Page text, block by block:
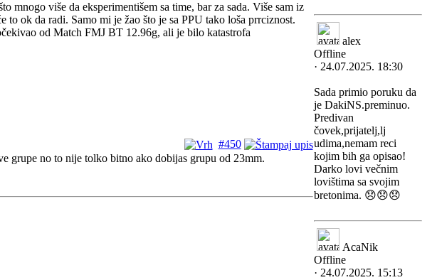
mnogo više da eksperimentišem sa time, bar za sada. Više sam iz
to ok da radi. Samo mi je žao što je sa PPU tako loša prrciznost.
od Match FMJ BT 12.96g, ali je bilo katastrofa
#450
grupe no to nije tolko bitno ako dobijas grupu od 23mm.
alex
Offline
· 24.07.2025. 18:30
Sada primio poruku da
je DakiNS.preminuo.
Predivan
čovek,prijatelj,lj
udima,nemam reci
kojim bih ga opisao!
Darko lovi večnim
lovištima sa svojim
bretonima. 😞😞😞
AcaNik
Offline
· 24.07.2025. 15:13